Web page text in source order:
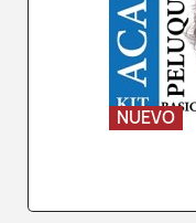
NUEVO